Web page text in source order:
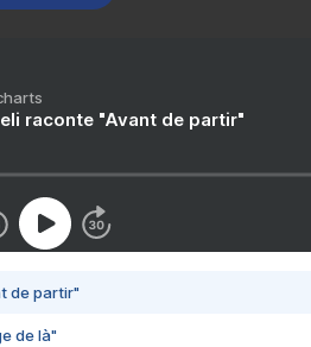
raconte "Avant de partir"
de partir"
de là"